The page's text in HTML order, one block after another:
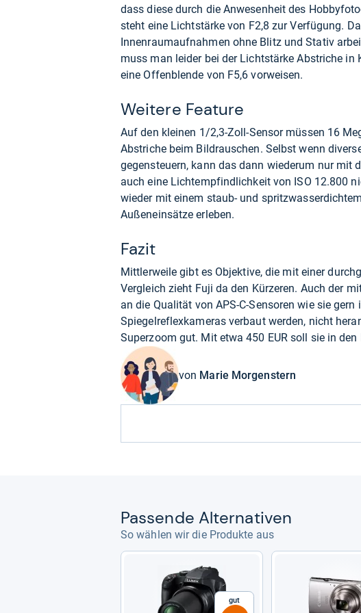
dass diese durch die Anwesenheit des
steht eine Lichtstärke von F2,8 zur Verfügung.
Innenraumaufnahmen ohne Blitz und Stativ
muss man leider bei der Lichtstärke Abstriche
eine Offenblende von F5,6 vorweisen.
Weitere Feature
Auf den kleinen 1/2,3-Zoll-Sensor müssen 16
Abstriche beim Bildrauschen. Selbst wenn
gegensteuern, kann das dann wiederum nur mit
auch eine Lichtempfindlichkeit von ISO 12.800
wieder mit einem staub- und
Außeneinsätze erleben.
Fazit
Mittlerweile gibt es Objektive, die mit einer
Vergleich zieht Fuji da den Kürzeren. Auch der
an die Qualität von APS-C-Sensoren wie sie
Spiegelreflexkameras verbaut werden, nicht
Superzoom gut. Mit etwa 450 EUR soll sie in
von Marie Morgenstern
Pas­sende Alter­na­ti­ven
So wählen wir die Produkte aus
Gut